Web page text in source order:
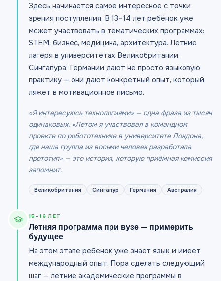
Здесь начинается самое интересное с точки
зрения поступления. В 13–14 лет ребёнок уже
может участвовать в тематических программах:
STEM, бизнес, медицина, архитектура. Летние
лагеря в университетах Великобритании,
Сингапура, Германии дают не просто языковую
практику — они дают конкретный опыт, который
ляжет в мотивационное письмо.
«Я интересуюсь технологиями» — одна фраза из тысяч
одинаковых. «Летом я участвовал в командном
проекте по робототехнике в университете Лондона,
где наша группа из восьми человек разработала
прототип» — это история, которую приёмная комиссия
запомнит.
Великобритания Сингапур Германия Австралия
15–16 ЛЕТ
Летняя программа при вузе — примерить
будущее
На этом этапе ребёнок уже знает язык и имеет
международный опыт. Пора сделать следующий
шаг — летние академические программы в